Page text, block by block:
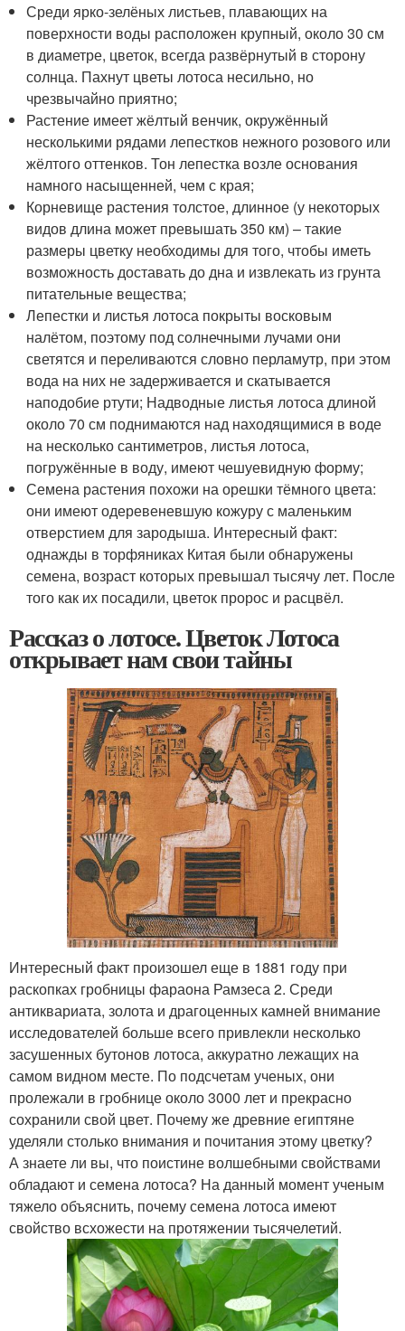
Среди ярко-зелёных листьев, плавающих на
поверхности воды расположен крупный, около 30 см
в диаметре, цветок, всегда развёрнутый в сторону
солнца. Пахнут цветы лотоса несильно, но
чрезвычайно приятно;
Растение имеет жёлтый венчик, окружённый
несколькими рядами лепестков нежного розового или
жёлтого оттенков. Тон лепестка возле основания
намного насыщенней, чем с края;
Корневище растения толстое, длинное (у некоторых
видов длина может превышать 350 км) – такие
размеры цветку необходимы для того, чтобы иметь
возможность доставать до дна и извлекать из грунта
питательные вещества;
Лепестки и листья лотоса покрыты восковым
налётом, поэтому под солнечными лучами они
светятся и переливаются словно перламутр, при этом
вода на них не задерживается и скатывается
наподобие ртути; Надводные листья лотоса длиной
около 70 см поднимаются над находящимися в воде
на несколько сантиметров, листья лотоса,
погружённые в воду, имеют чешуевидную форму;
Семена растения похожи на орешки тёмного цвета:
они имеют одеревеневшую кожуру с маленьким
отверстием для зародыша. Интересный факт:
однажды в торфяниках Китая были обнаружены
семена, возраст которых превышал тысячу лет. После
того как их посадили, цветок пророс и расцвёл.
Рассказ о лотосе. Цветок Лотоса
открывает нам свои тайны
Интересный факт произошел еще в 1881 году при
раскопках гробницы фараона Рамзеса 2. Среди
антиквариата, золота и драгоценных камней внимание
исследователей больше всего привлекли несколько
засушенных бутонов лотоса, аккуратно лежащих на
самом видном месте. По подсчетам ученых, они
пролежали в гробнице около 3000 лет и прекрасно
сохранили свой цвет. Почему же древние египтяне
уделяли столько внимания и почитания этому цветку?
А знаете ли вы, что поистине волшебными свойствами
обладают и семена лотоса? На данный момент ученым
тяжело объяснить, почему семена лотоса имеют
свойство всхожести на протяжении тысячелетий.